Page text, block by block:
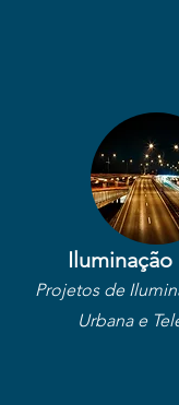
Iluminação
Projetos de
Urbana e